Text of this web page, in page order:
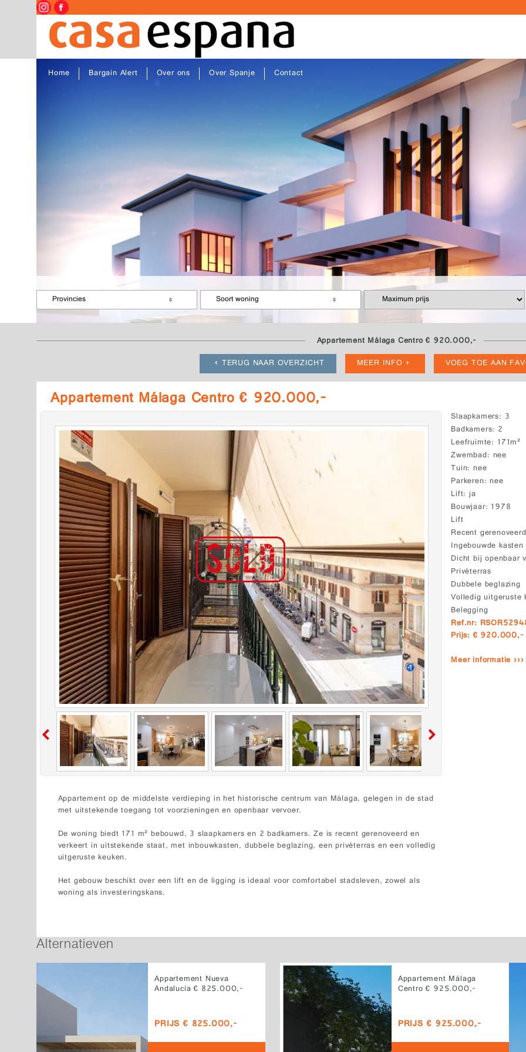
Home Bargain Alert Over ons Over Spanje Contact
Provincies Soort woning
Appartement Málaga Centro € 920.000,-
TERUG NAAR OVERZICHT
MEER INFO VOEG TOE AAN
Appartement Málaga Centro € 920.000,-
Slaapkamers 3
Badkamers 2
Leefruimte 171m²
Zwembad nee
Tuin nee
Parkeren nee
Lift ja
Bouwjaar 1978
Lift
Recent gerenoveerd
Ingebouwde kasten
Dicht bij openbaar
Privéterras
Dubbele beglazing
Volledig uitgeruste
Belegging
Ref.nr:
Prijs: € 920.000,-
Meer informatie ›››
Appartement op de middelste verdieping in het historische centrum van Málaga, gelegen in de stad
met uitstekende toegang tot voorzieningen en openbaar vervoer.
De woning biedt 171 m² bebouwd, 3 slaapkamers en 2 badkamers. Ze is recent gerenoveerd en
verkeert in uitstekende staat, met inbouwkasten, dubbele beglazing, een privéterras en een volledig
uitgeruste keuken.
Het gebouw beschikt over een lift en de ligging is ideaal voor comfortabel stadsleven, zowel als
woning als investeringskans.
Alternatieven
Appartement Nueva
Andalucía € 825.000,-
PRIJS € 825.000,-
Appartement Málaga
Centro € 925.000,-
PRIJS € 925.000,-